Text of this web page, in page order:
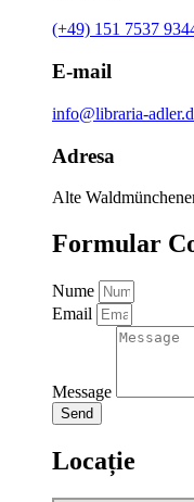
(+49) 151 7537
E-mail
info@libraria-
Adresa
Alte
Formular
Nume
Email
Message
Send
Locație